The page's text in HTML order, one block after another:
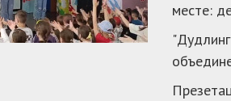
месте: